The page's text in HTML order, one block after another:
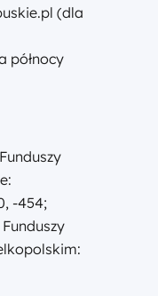
(dla
północy
-454;